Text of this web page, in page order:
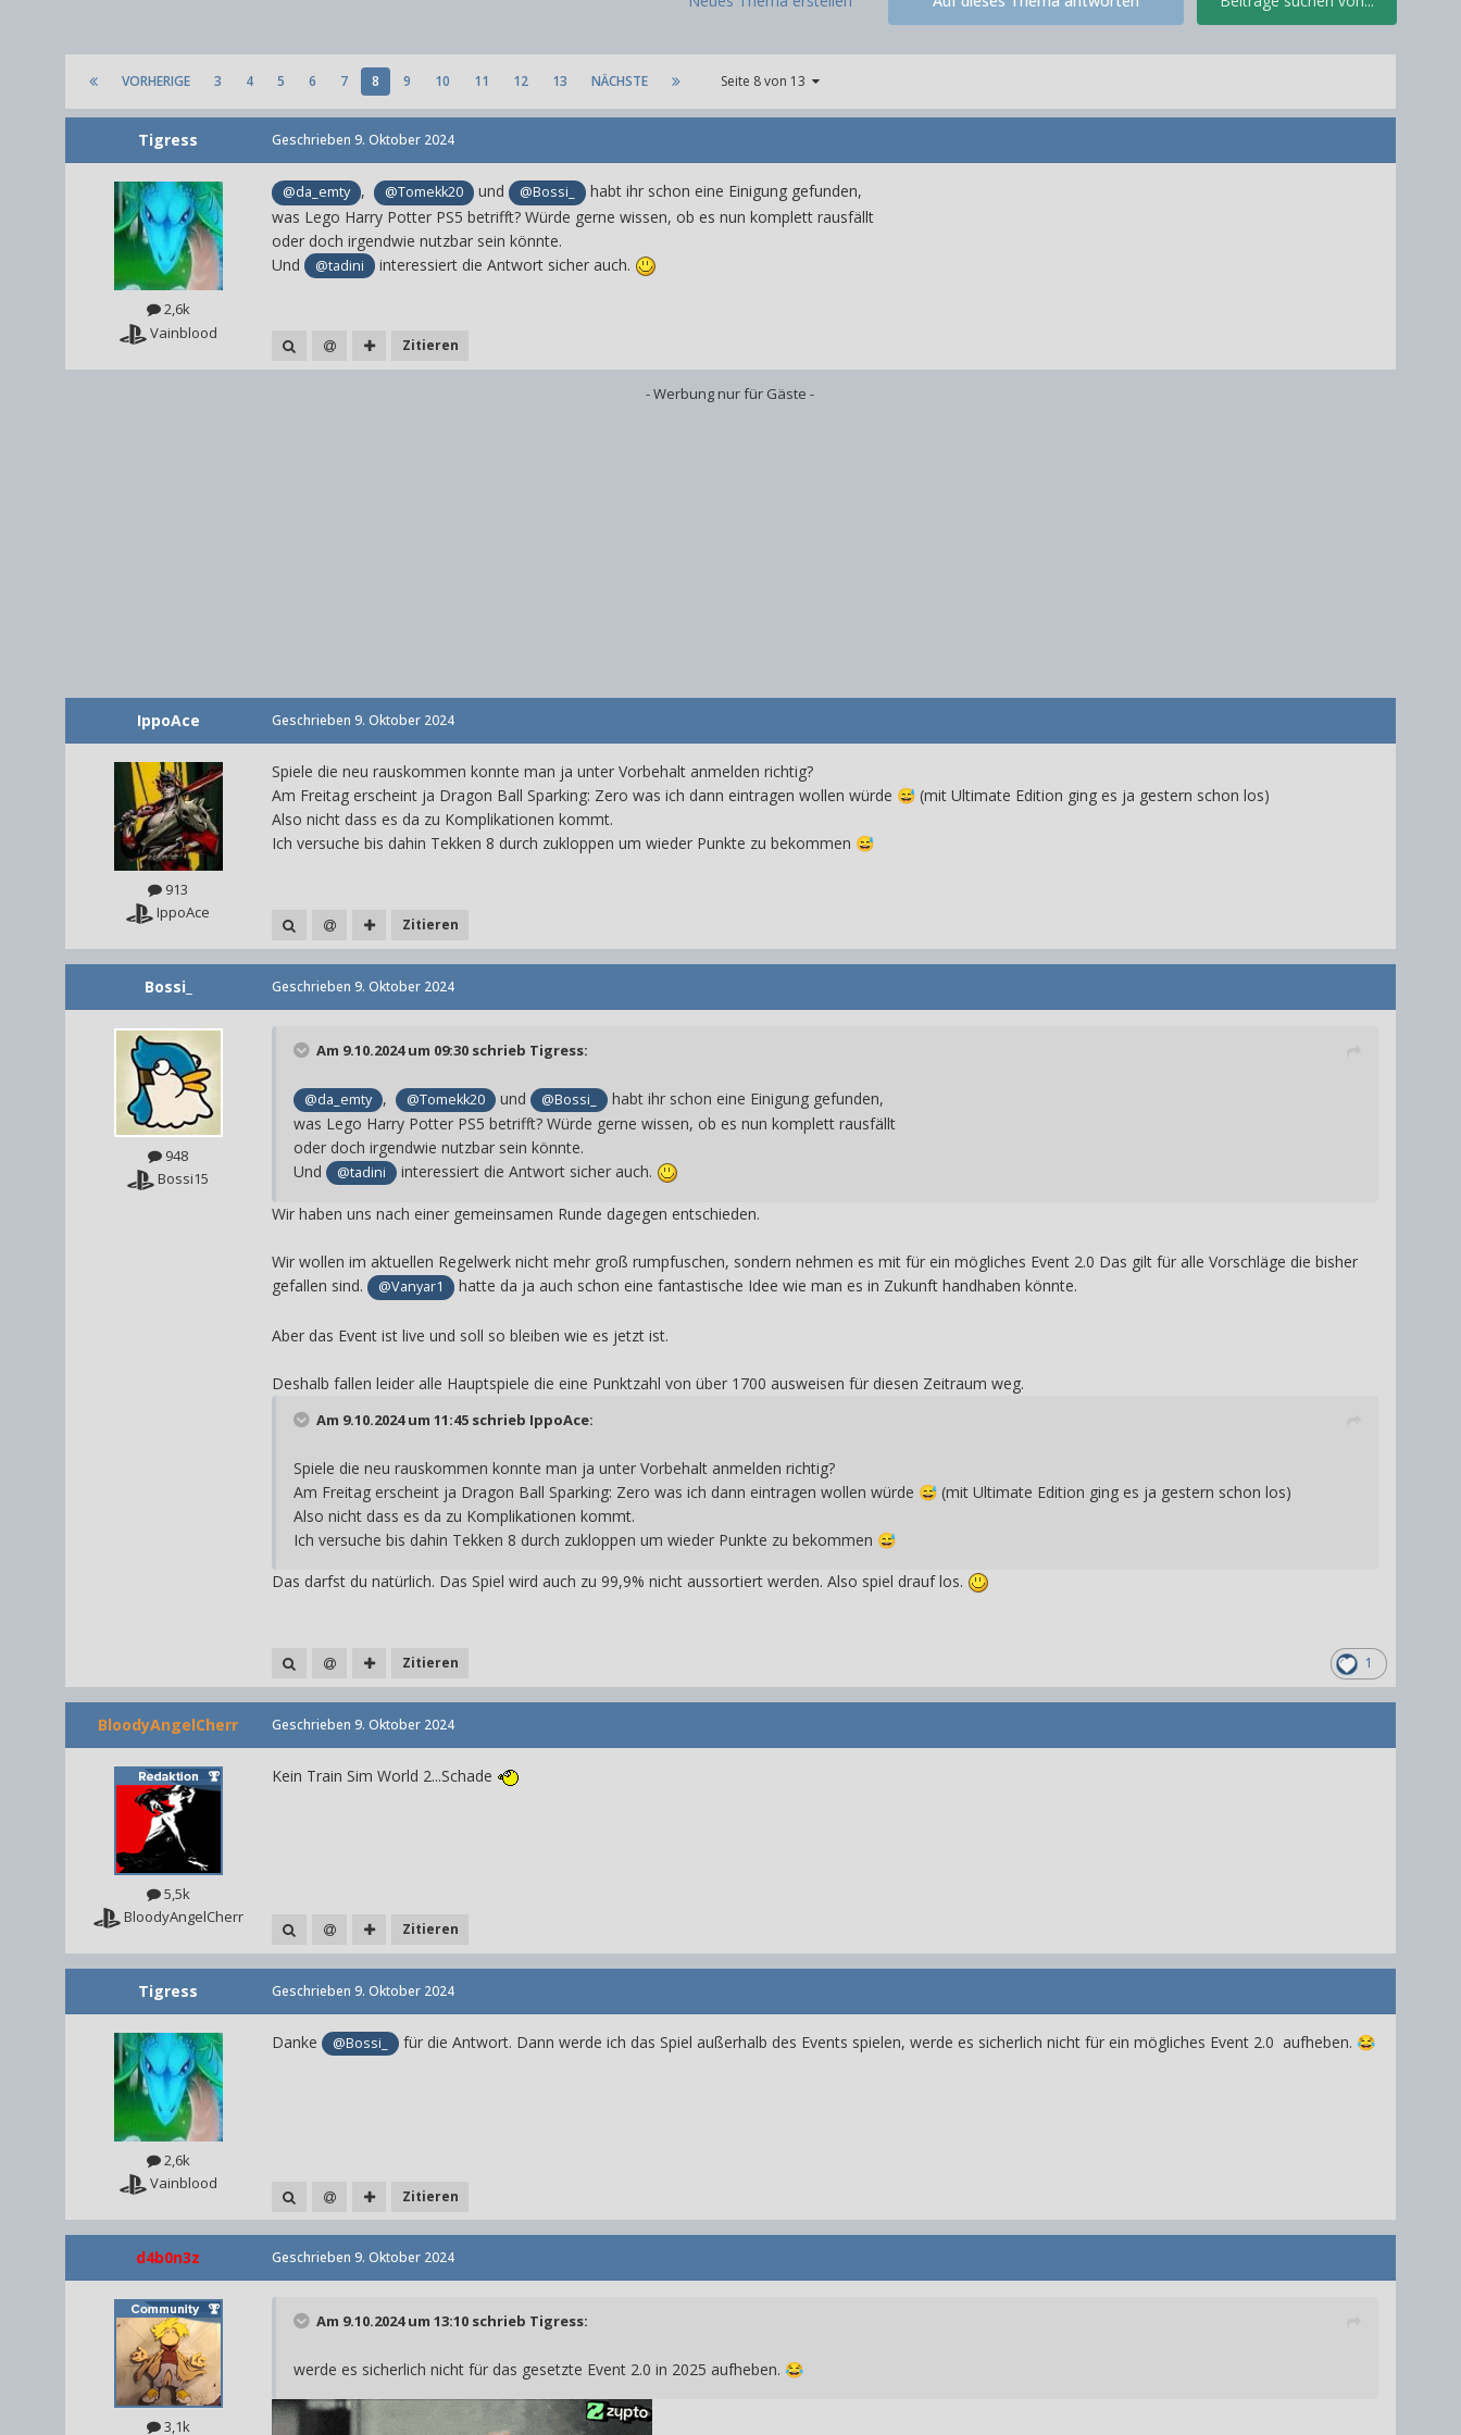
VORHERIGE 3 4 5 6 7 8 9 10 11 12 13 NÄCHSTE Seite 8 von 13
Tigress
2,6k
Vainblood
Geschrieben 9. Oktober 2024
@da_emty , @Tomekk20 und @Bossi_
habt ihr schon eine Einigung gefunden,
was Lego Harry Potter PS5 betrifft? Würde gerne wissen, ob es nun komplett rausfällt
oder doch irgendwie nutzbar sein könnte.
Und
@tadini interessiert die Antwort sicher auch.
Zitieren
- Werbung nur für Gäste -
IppoAce
913
IppoAce
Geschrieben 9. Oktober 2024
Spiele die neu rauskommen konnte man ja unter Vorbehalt anmelden richtig?
Am Freitag erscheint ja Dragon Ball Sparking: Zero was ich dann eintragen wollen würde 😅(mit Ultimate Edition ging es ja gestern schon los)
Also nicht dass es da zu Komplikationen kommt.
Ich versuche bis dahin Tekken 8 durch zukloppen um wieder Punkte zu bekommen 😅
Zitieren
Bossi_
948
Bossi15
Geschrieben 9. Oktober 2024
Am 9.10.2024 um 09:30 schrieb Tigress:
@da_emty , @Tomekk20 und @Bossi_
habt ihr schon eine Einigung gefunden,
was Lego Harry Potter PS5 betrifft? Würde gerne wissen, ob es nun komplett rausfällt
oder doch irgendwie nutzbar sein könnte.
Und
@tadini interessiert die Antwort sicher auch.
Wir haben uns nach einer gemeinsamen Runde dagegen entschieden.
Wir wollen im aktuellen Regelwerk nicht mehr groß rumpfuschen, sondern nehmen es mit für ein mögliches Event 2.0 Das gilt für alle Vorschläge die bisher
gefallen sind.
@Vanyar1 hatte da ja auch schon eine fantastische Idee wie man es in Zukunft handhaben könnte.
Aber das Event ist live und soll so bleiben wie es jetzt ist.
Deshalb fallen leider alle Hauptspiele die eine Punktzahl von über 1700 ausweisen für diesen Zeitraum weg.
Am 9.10.2024 um 11:45 schrieb IppoAce:
Spiele die neu rauskommen konnte man ja unter Vorbehalt anmelden richtig?
Am Freitag erscheint ja Dragon Ball Sparking: Zero was ich dann eintragen wollen würde 😅(mit Ultimate Edition ging es ja gestern schon los)
Also nicht dass es da zu Komplikationen kommt.
Ich versuche bis dahin Tekken 8 durch zukloppen um wieder Punkte zu bekommen 😅
Das darfst du natürlich. Das Spiel wird auch zu 99,9% nicht aussortiert werden. Also spiel drauf los.
1
Zitieren
BloodyAngelCherr
5,5k
BloodyAngelCherr
Geschrieben 9. Oktober 2024
Kein Train Sim World 2...Schade
Zitieren
Tigress
2,6k
Vainblood
Geschrieben 9. Oktober 2024
Danke @Bossi_ für die Antwort. Dann werde ich das Spiel außerhalb des Events spielen, werde es sicherlich nicht für ein mögliches Event 2.0 aufheben. 😂
Zitieren
d4b0n3z
3,1k
Geschrieben 9. Oktober 2024
Am 9.10.2024 um 13:10 schrieb Tigress:
werde es sicherlich nicht für das gesetzte Event 2.0 in 2025 aufheben. 😂